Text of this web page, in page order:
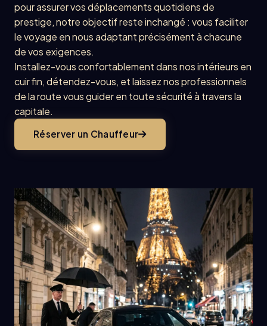
pour assurer vos déplacements quotidiens de
prestige, notre objectif reste inchangé : vous faciliter
le voyage en nous adaptant précisément à chacune
de vos exigences.
Installez-vous confortablement dans nos intérieurs en
cuir fin, détendez-vous, et laissez nos professionnels
de la route vous guider en toute sécurité à travers la
capitale.
Réserver un Chauffeur